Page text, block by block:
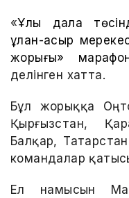
«Ұлы дала
ұлан-асыр
жорығы»
делінген хатта.
Бұл жорыққа
Қырғызстан,
Балқар,
командалар
Ел намысын